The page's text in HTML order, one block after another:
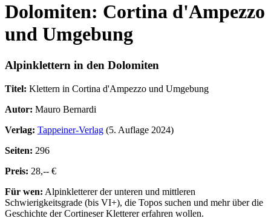
Dolomiten: Cortina d'Ampezzo
und Umgebung
Alpinklettern in den Dolomiten
Titel: Klettern in Cortina d'Ampezzo und Umgebung
Autor: Mauro Bernardi
Verlag: Tappeiner-Verlag (5. Auflage 2024)
Seiten: 296
Preis: 28,-- €
Für wen: Alpinkletterer der unteren und mittleren
Schwierigkeitsgrade (bis VI+), die Topos suchen und mehr über die
Geschichte der Cortineser Kletterer erfahren wollen.